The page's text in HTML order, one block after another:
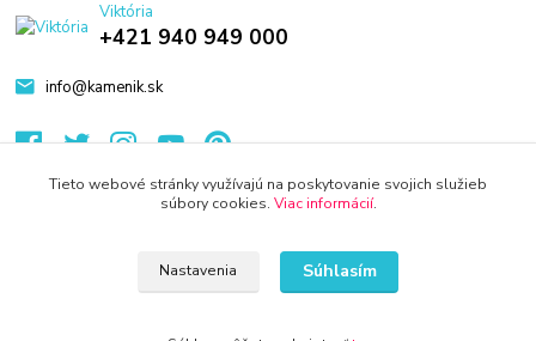
Viktória
+421 940 949 000
info@kamenik.sk
© 2024 Všetky práva vyhradené KAMENIK.SK
Vytvorené na
Eshop-rychlo.sk
Tieto webové stránky využívajú na poskytovanie svojich služieb
súbory cookies. Viac informácií.
Nastavenia Súhlasím